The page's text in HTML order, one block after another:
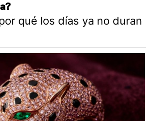
qué los días ya no duran